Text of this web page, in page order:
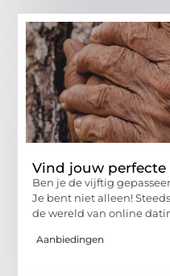
Vind jouw
Ben je de vijftig
Je bent niet alleen!
de wereld van online
Aanbiedingen